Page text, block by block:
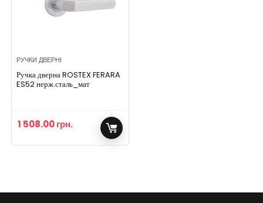
РУЧКИ ДВЕРНІ
Ручка дверна ROSTEX FERARA
ES52 нерж.сталь_мат
1 508.00грн.